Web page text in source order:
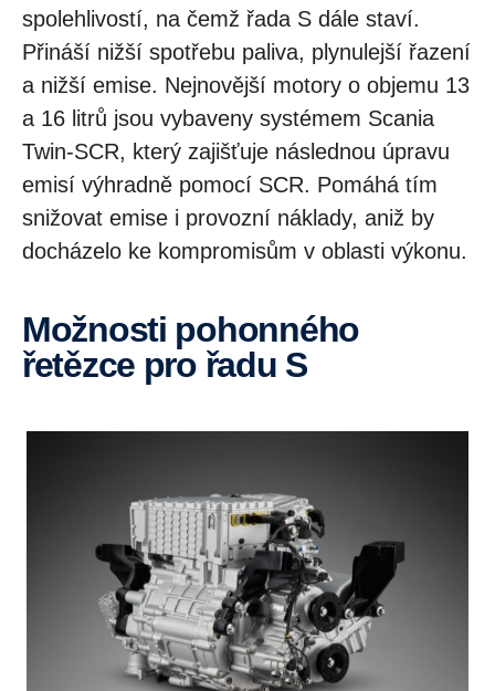
spolehlivostí, na čemž řada S dále staví.
Přináší nižší spotřebu paliva, plynulejší řazení
a nižší emise. Nejnovější motory o objemu 13
a 16 litrů jsou vybaveny systémem Scania
Twin-SCR, který zajišťuje následnou úpravu
emisí výhradně pomocí SCR. Pomáhá tím
snižovat emise i provozní náklady, aniž by
docházelo ke kompromisům v oblasti výkonu.
Možnosti pohonného
řetězce pro řadu S